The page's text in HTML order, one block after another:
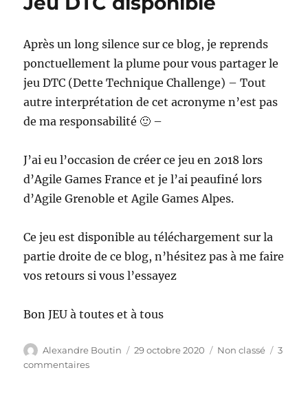
Après un long silence sur ce blog, je reprends
ponctuellement la plume pour vous partager le
jeu DTC (Dette Technique Challenge) – Tout
autre interprétation de cet acronyme n’est pas
de ma responsabilité 🙂 –
J’ai eu l’occasion de créer ce jeu en 2018 lors
d’Agile Games France et je l’ai peaufiné lors
d’Agile Grenoble et Agile Games Alpes.
Ce jeu est disponible au téléchargement sur la
partie droite de ce blog, n’hésitez pas à me faire
vos retours si vous l’essayez
Bon JEU à toutes et à tous
Auteur
Alexandre Boutin
Publié
29 octobre 2020 Catégories
Non classé
3
commentairessur